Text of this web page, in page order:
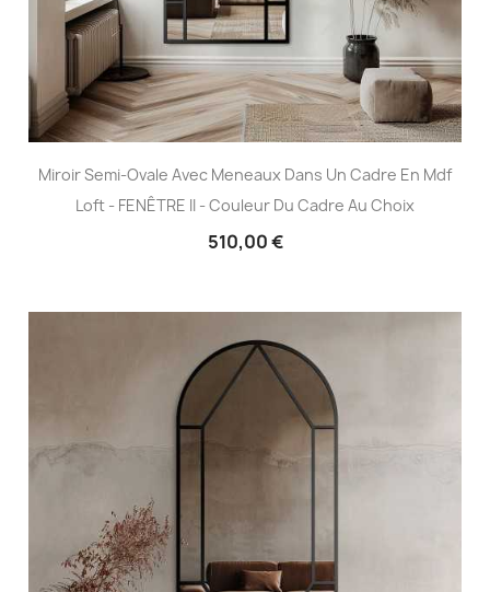
Miroir Semi-Ovale Avec Meneaux Dans Un Cadre En Mdf
Loft - FENÊTRE II - Couleur Du Cadre Au Choix
510,00 €